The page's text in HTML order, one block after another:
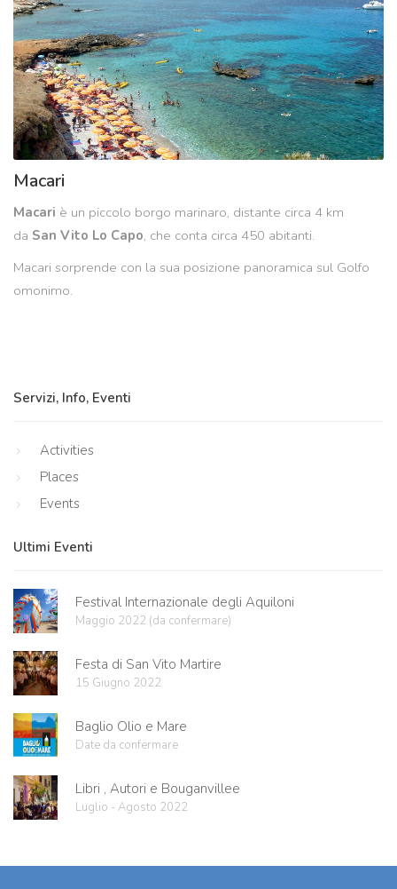
Macari
Macari è un piccolo borgo marinaro, distante circa 4 km
da San Vito Lo Capo, che conta circa 450 abitanti.
Macari sorprende con la sua posizione panoramica sul Golfo
omonimo.
Servizi, Info, Eventi
Activities
Places
Events
Ultimi Eventi
Festival Internazionale degli Aquiloni
Maggio 2022 (da confermare)
Festa di San Vito Martire
15 Giugno 2022
Baglio Olio e Mare
Date da confermare
Libri , Autori e Bouganvillee
Luglio - Agosto 2022